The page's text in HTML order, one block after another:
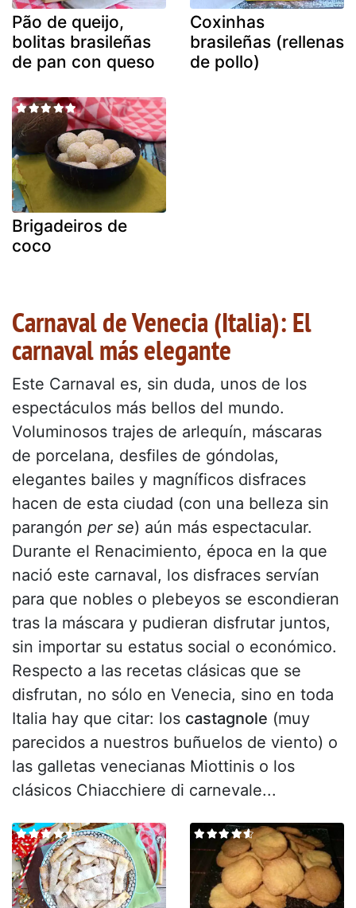
Pão de queijo,
bolitas brasileñas
de pan con queso
Coxinhas
brasileñas (rellenas
de pollo)
Brigadeiros de
coco
Carnaval de Venecia (Italia): El
carnaval más elegante
Este Carnaval es, sin duda, unos de los
espectáculos más bellos del mundo.
Voluminosos trajes de arlequín, máscaras
de porcelana, desfiles de góndolas,
elegantes bailes y magníficos disfraces
hacen de esta ciudad (con una belleza sin
parangón per se) aún más espectacular.
Durante el Renacimiento, época en la que
nació este carnaval, los disfraces servían
para que nobles o plebeyos se escondieran
tras la máscara y pudieran disfrutar juntos,
sin importar su estatus social o económico.
Respecto a las recetas clásicas que se
disfrutan, no sólo en Venecia, sino en toda
Italia hay que citar: los castagnole (muy
parecidos a nuestros buñuelos de viento) o
las galletas venecianas Miottinis o los
clásicos Chiacchiere di carnevale...